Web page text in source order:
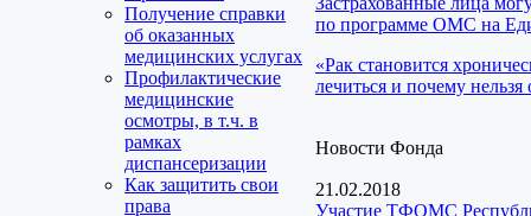
Получение справки
об оказанных
медицинских услугах
Профилактические
медицинские
осмотры, в т.ч. в
рамках
диспансеризации
Как защитить свои
права
по программе ОМС на
«Рак становится
лечиться и почему нельзя
Новости Фонда
21.02.2018
Участие ТФОМС